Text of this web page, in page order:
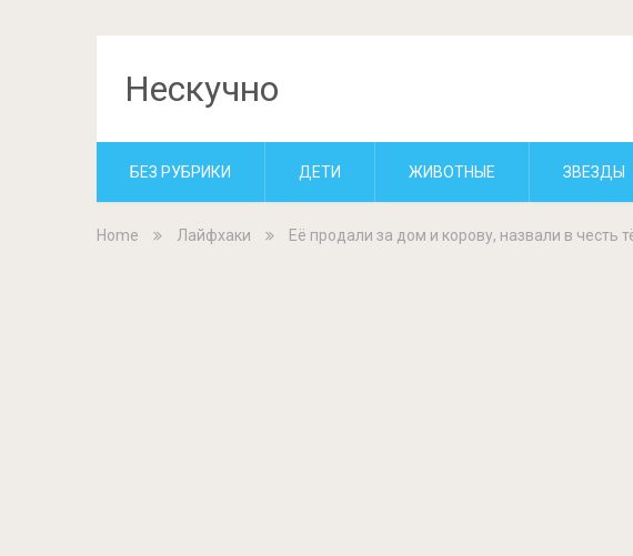
Нескучно
БЕЗ РУБРИКИ ДЕТИ ЖИВОТНЫЕ ЗВЕЗДЫ
Home Лайфхаки Её продали за дом и корову, назвали в честь